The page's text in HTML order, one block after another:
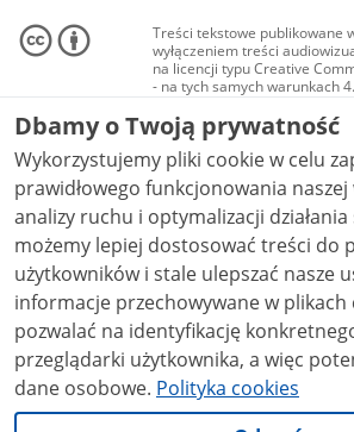
Treści tekstowe publikowane
wyłączeniem treści
na licencji typu Creative
- na tych samych warunkach
Materiały audiowizualne, w
audio i wideo, są
Creative Commons: uznanie
niekomercyjne - bez utworów
NC-ND 4.0), o ile nie jest to
Dbamy o Twoją prywatność
Wykorzystujemy pliki cookie w celu
prawidłowego funkcjonowania
analizy ruchu i optymalizacji działania strony.
możemy lepiej dostosować treści do
użytkowników i stale ulepszać nasze usługi.
informacje przechowywane w plikach
pozwalać na identyfikację
przeglądarki użytkownika, a więc
dane osobowe. Polityka cookies